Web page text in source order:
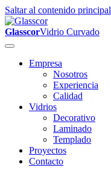
Saltar al contenido principal
GlasscorVidrio Curvado
Empresa
Nosotros
Experiencia
Calidad
Vidrios
Decorativo
Laminado
Templado
Proyectos
Contacto